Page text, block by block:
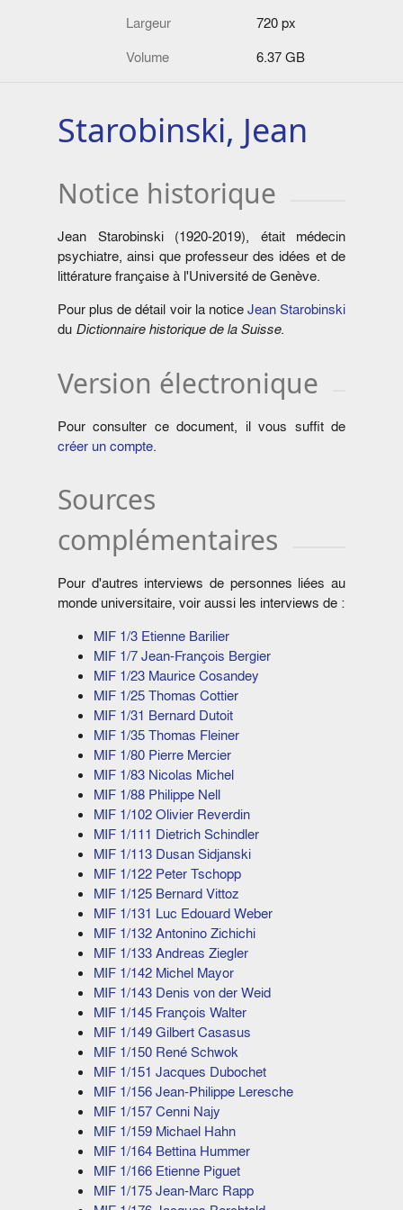
Largeur
720 px
Volume
6.37 GB
Starobinski, Jean
Notice historique
Jean Starobinski (1920-2019), était médecin
psychiatre, ainsi que professeur des idées et de
littérature française à l'Université de Genève.
Pour plus de détail voir la noticeJean Starobinski
du Dictionnaire historique de la Suisse.
Version électronique
Pour consulter ce document, il vous suffit de
créer un compte.
Sources
complémentaires
Pour d'autres interviews de personnes liées au
monde universitaire, voir aussi les interviews de :
MIF 1/3 Etienne Barilier
MIF 1/7 Jean-François Bergier
MIF 1/23 Maurice Cosandey
MIF 1/25 Thomas Cottier
MIF 1/31 Bernard Dutoit
MIF 1/35 Thomas Fleiner
MIF 1/80 Pierre Mercier
MIF 1/83 Nicolas Michel
MIF 1/88 Philippe Nell
MIF 1/102 Olivier Reverdin
MIF 1/111 Dietrich Schindler
MIF 1/113 Dusan Sidjanski
MIF 1/122 Peter Tschopp
MIF 1/125 Bernard Vittoz
MIF 1/131 Luc Edouard Weber
MIF 1/132 Antonino Zichichi
MIF 1/133 Andreas Ziegler
MIF 1/142 Michel Mayor
MIF 1/143 Denis von der Weid
MIF 1/145 François Walter
MIF 1/149 Gilbert Casasus
MIF 1/150 René Schwok
MIF 1/151 Jacques Dubochet
MIF 1/156 Jean-Philippe Leresche
MIF 1/157 Cenni Najy
MIF 1/159 Michael Hahn
MIF 1/164 Bettina Hummer
MIF 1/166 Etienne Piguet
MIF 1/175 Jean-Marc Rapp